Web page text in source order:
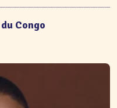
Congo